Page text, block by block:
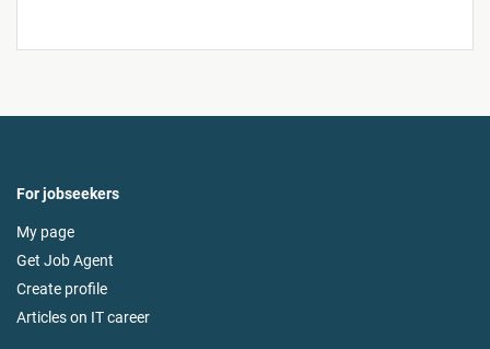
For jobseekers
My page
Get Job Agent
Create profile
Articles on IT career